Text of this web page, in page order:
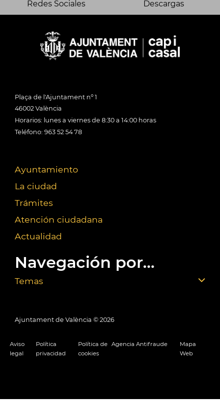
Redes Sociales Descargas
Plaça de l'Ajuntament nº 1
46002 València
Horarios: lunes a viernes de 8:30 a 14:00 horas
Teléfono: 963 52 54 78
Ayuntamiento
La ciudad
Trámites
Atención ciudadana
Actualidad
Navegación por...
Temas
Ajuntament de València © 2026
Aviso
legal
Política
privacidad
Política de
cookies
Agencia Antifraude
Mapa
Web